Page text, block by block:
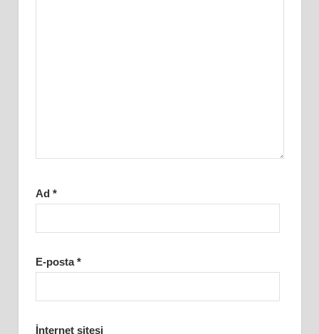
Ad *
E-posta*
İnternet sitesi